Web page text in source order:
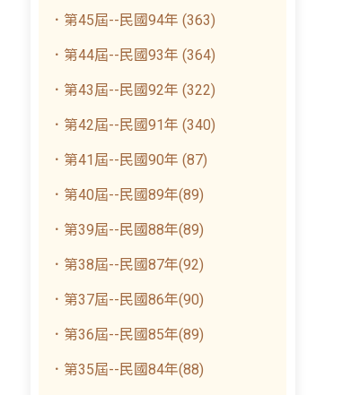
．第45屆--民國94年 (363)
．第44屆--民國93年 (364)
．第43屆--民國92年 (322)
．第42屆--民國91年 (340)
．第41屆--民國90年 (87)
．第40屆--民國89年(89)
．第39屆--民國88年(89)
．第38屆--民國87年(92)
．第37屆--民國86年(90)
．第36屆--民國85年(89)
．第35屆--民國84年(88)